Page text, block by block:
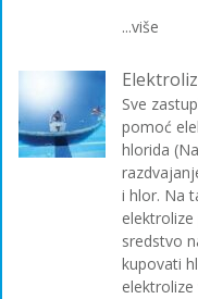
...više
Sve
pomoć
hlorida
i hlor. Na
sredstvo
kupovati